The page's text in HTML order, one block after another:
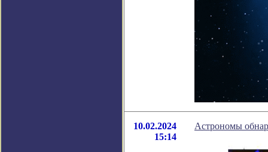
10.02.2024
15:14
Астрономы